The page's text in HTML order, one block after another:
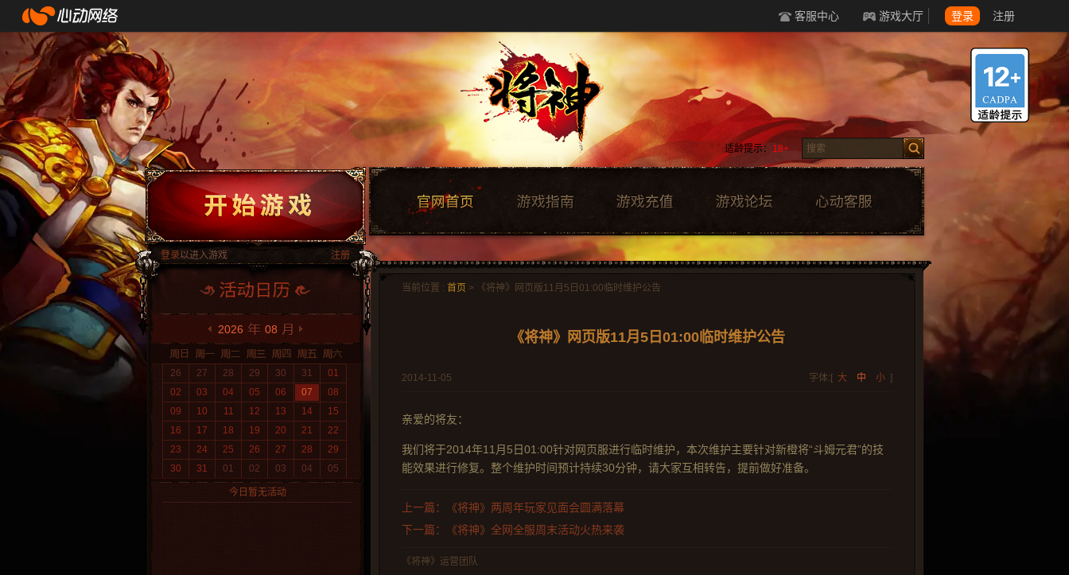
客服中心 游戏大厅 登录 注册
适龄提示： 18+
登录以进入游戏 注册
2026 08
26 27 28 29 30 31
01
02
03 04 05 06 07
08
09
10 11 12 13 14
15
16
17 18 19 20 21
22
23
24 25 26 27 28
29
30
31 01 02 03 04 05
今日暂无活动
当前位置 : 首页 > 《将神》网页版11月5日01:00临时维护公告
《将神》网页版11月5日01:00临时维护公告
2014-11-05 字体:[ 大 中 小 ]
亲爱的将友：
我们将于2014年11月5日01:00针对网页服进行临时维护，本次维护主要针对新橙将“斗姆元君”的技
能效果进行修复。整个维护时间预计持续30分钟，请大家互相转告，提前做好准备。
上一篇：《将神》两周年玩家见面会圆满落幕
下一篇：《将神》全网全服周末活动火热来袭
《将神》运营团队